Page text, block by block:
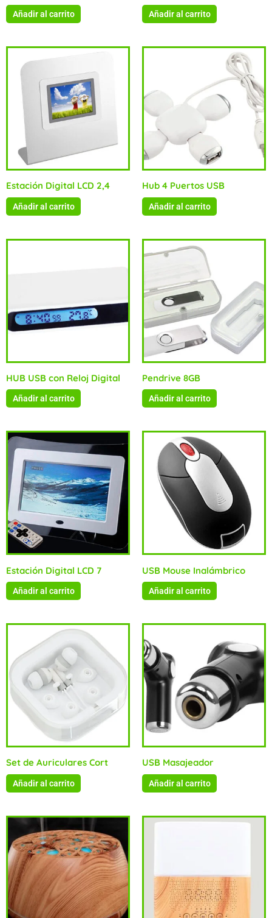
Añadir al carrito Añadir al carrito
Estación Digital LCD 2,4
Añadir al carrito
Hub 4 Puertos USB
Añadir al carrito
HUB USB con Reloj Digital
Añadir al carrito
Pendrive 8GB
Añadir al carrito
Estación Digital LCD 7
Añadir al carrito
USB Mouse Inalámbrico
Añadir al carrito
Set de Auriculares Cort
Añadir al carrito
USB Masajeador
Añadir al carrito